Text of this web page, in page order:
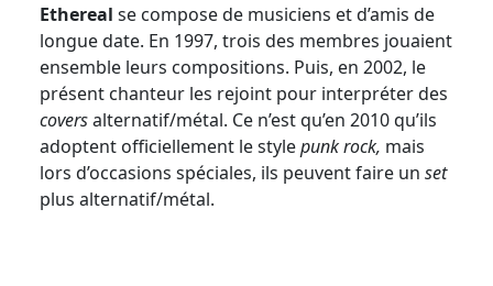
Ethereal se compose de musiciens et d’amis de
longue date. En 1997, trois des membres jouaient
ensemble leurs compositions. Puis, en 2002, le
présent chanteur les rejoint pour interpréter des
coversalternatif/métal. Ce n’est qu’en 2010 qu’ils
adoptent officiellement le stylepunk rock, mais
lors d’occasions spéciales, ils peuvent faire un set
plus alternatif/métal.